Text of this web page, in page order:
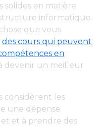
solides en matière
informatique.
que vous
des cours qui peuvent
en
devenir un meilleur
considèrent les
une dépense.
et à prendre des